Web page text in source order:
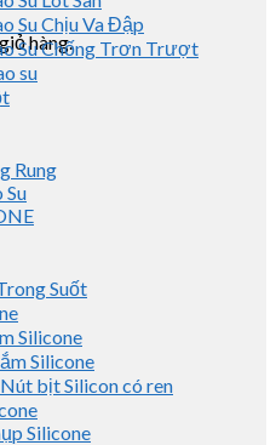
hàng.
Su Chịu Va Đập
Su Chống Trơn Trượt
su
Rung
Su
Suốt
Silicone
Silicone
bịt Silicon có ren
Silicone